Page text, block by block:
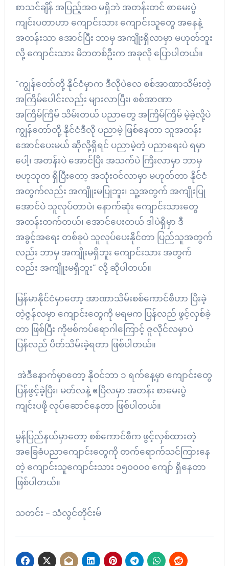
စာသင်ချိန် အပြည့်အဝ မရှိဘဲ အတန်းတင် စာမေးပွဲ
ကျင်းပတာဟာ ကျောင်းသား ကျောင်းသူတွေ အနေနဲ့
အတန်းသာ အောင်ပြီး ဘာမှ အကျိုးရှိလာမှာ မဟုတ်ဘူး
လို့ ကျောင်းသား မိဘတစ်ဦးက အခုလို ပြောပါတယ်။
“ကျွန်တော်တို့ နိုင်ငံမှာက ဒီလိုပဲလေ စစ်အာဏာသိမ်းတဲ့
အကြိမ်ပေါင်းလည်း များလာပြီး၊ စစ်အာဏာ
အကြိမ်ကြိမ် သိမ်းတယ် ပညာတွေ အကြိမ်ကြိမ် မဲ့ခဲ့လို့ပဲ
ကျွန်တော်တို့ နိုင်ငံဒီလို ပညာမဲ့ ဖြစ်နေတာ သူအတန်း
အောင်ပေးမယ် ဆိုလို့ရှိရင် ပညာမဲ့တဲ့ ပညာရေးပဲ ရမှာ
ပေါ့၊ အတန်းပဲ အောင်ပြီး အသက်ပဲ ကြီးလာမှာ ဘာမှ
ဗဟုသုတ ရှိပြီးတော့ အသုံးဝင်လာမှာ မဟုတ်တာ နိုင်ငံ
အတွက်လည်း အကျိူးမပြုဘူး၊ သူ့အတွက် အကျိုးပြု
အောင်ပဲ သူလုပ်တာပဲ၊ နောက်ဆုံး ကျောင်းသားတွေ
အတန်းတက်တယ်၊ အောင်ပေးတယ် ဒါပဲရှိမှာ ဒီ
အခွင့်အရေး တစ်ခုပဲ သူလုပ်ပေးနိုင်တာ ပြည်သူအတွက်
လည်း ဘာမှ အကျိုးမရှိဘူး ကျောင်းသား အတွက်
လည်း အကျိူးမရှိဘူး” လို့ ဆိုပါတယ်။
မြန်မာနိုင်ငံမှာတော့ အာဏာသိမ်းစစ်ကောင်စီဟာ ပြီးခဲ့
တဲ့ဇွန်လမှာ ကျောင်းတွေကို မရမက ပြန်လည် ဖွင့်လှစ်ခဲ့
တာ ဖြစ်ပြီး ကိုဗစ်ကပ်ရောဂါကြောင့် ဇူလိုင်လမှာပဲ
ပြန်လည် ပိတ်သိမ်းခဲ့ရတာ ဖြစ်ပါတယ်။
အဲဒီနောက်မှာတော့ နိုဝင်ဘာ ၁ ရက်နေ့မှာ ကျောင်းတွေ
ပြန်ဖွင့်ခဲ့ပြီး၊ မတ်လနဲ့ ဧပြီလမှာ အတန်း စာမေးပွဲ
ကျင်းပဖို့ လုပ်ဆောင်နေတာ ဖြစ်ပါတယ်။
မွန်ပြည်နယ်မှာတော့ စစ်ကောင်စီက ဖွင့်လှစ်ထားတဲ့
အခြေခံပညာကျောင်းတွေကို တက်ရောက်သင်ကြားနေ
တဲ့ ကျောင်းသူကျောင်းသား ၁၅၀၀၀၀ ကျော် ရှိနေတာ
ဖြစ်ပါတယ်။
သတင်း – သံလွင်တိုင်းမ်